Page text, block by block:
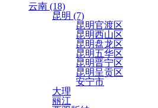
云南 (18)
昆明 (7)
昆明官渡区
昆明西山区
昆明盘龙区
昆明五华区
昆明晋宁区
昆明呈贡区
安宁市
大理
丽江